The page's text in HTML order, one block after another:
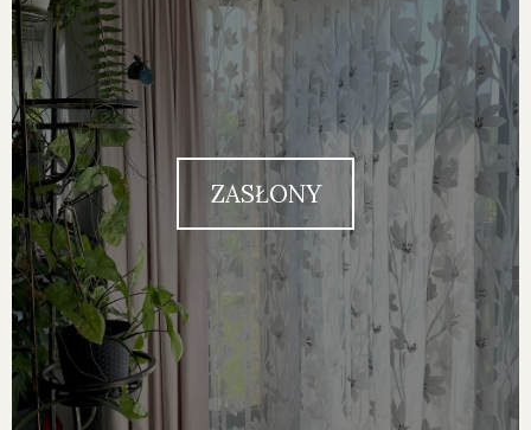
ZASŁONY